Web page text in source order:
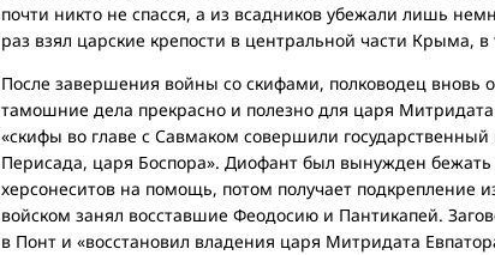
почти никто не спасся, а из всадников убежали лишь
раз взял царские крепости в центральной части Крыма,
После завершения войны со скифами, полководец вновь
тамошние дела прекрасно и полезно для царя
«скифы во главе с Савмаком совершили
Перисада, царя Боспора». Диофант был вынужден
херсонеситов на помощь, потом получает подкрепление
войском занял восставшие Феодосию и Пантикапей.
в Понт и «восстановил владения царя Митридата